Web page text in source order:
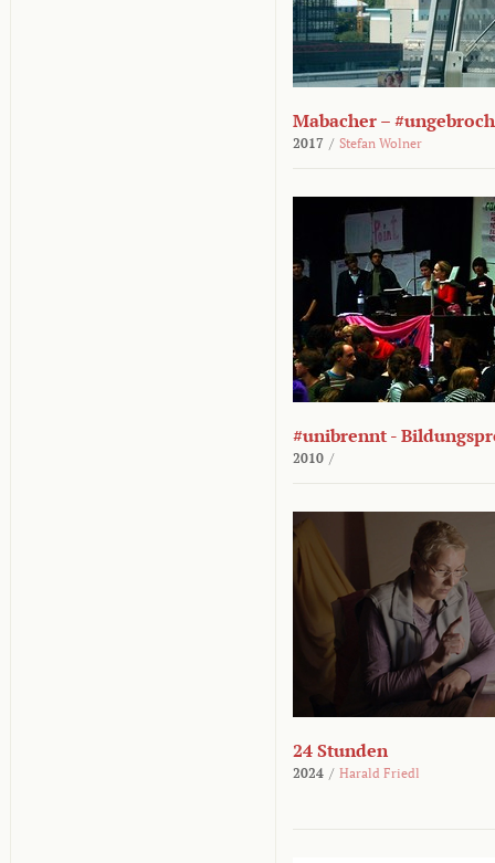
Mabacher –
2017 / Stefan Wolner
#unibrennt -
2010 /
24 Stunden
2024 / Harald Friedl